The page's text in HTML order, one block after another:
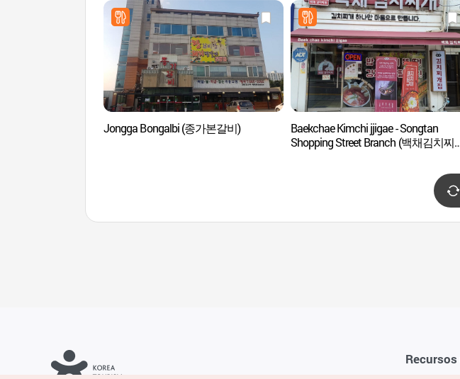
Jongga Bongalbi (종가본갈비)
Baekchae Kimchi jjigae - Songtan
Shopping Street Branch (백채김치찌